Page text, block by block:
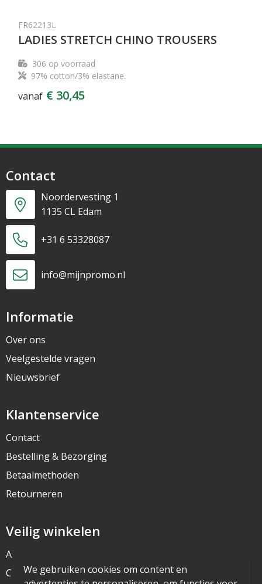
FR62213L
LADIES STRETCH CHINO TROUSERS
306 op voorraad
97% cotton/3% elastane.
vanaf € 30,45
Contact
Noordervesting 1
1135 CL Edam
+31 6 53328087
info@mijnpromo.nl
Informatie
Over ons
Veelgestelde vragen
Nieuwsbrief
Klantenservice
Contact
Bestelling & Bezorging
Betaalmethoden
Retourneren
Veilig winkelen
Algemene voorwaarden
Cookieverklaring
We gebruiken cookies om content en